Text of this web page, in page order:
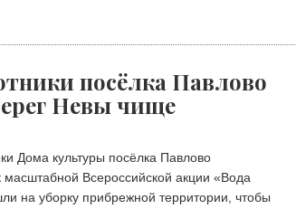
посёлка Павлово
Невы чище
Дома культуры посёлка Павлово
масштабной Всероссийской акции «Вода
на уборку прибрежной территории, чтобы